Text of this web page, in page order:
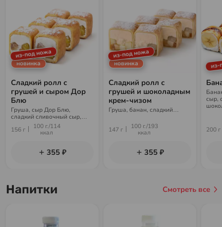
из-под ножа
новинка
Сладкий ролл с
грушей и сыром Дор
Блю
Груша, сыр Дор Блю,
сладкий сливочный сыр,
сладкий блинчик, сахарная
пудра
156 г
100 г./114
ккал
355 ₽
из-под ножа
новинка
Сладкий ролл с
грушей и шоколадным
крем-чизом
Груша, банан, сладкий
чиз, сахарная пудра
147 г
100 г./193
ккал
355 ₽
из-
сыр,
200 г
Напитки Смотреть все